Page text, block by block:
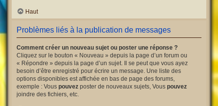
Haut
Problèmes liés à la publication de messages
Comment créer un nouveau sujet ou poster une réponse ?
Cliquez sur le bouton « Nouveau » depuis la page d’un forum ou
« Répondre » depuis la page d’un sujet. Il se peut que vous ayez
besoin d’être enregistré pour écrire un message. Une liste des
options disponibles est affichée en bas de page des forums,
exemple : Vous pouvez poster de nouveaux sujets, Vous pouvez
joindre des fichiers, etc.